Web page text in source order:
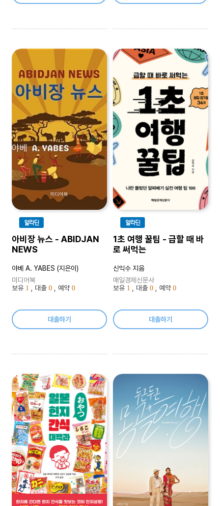
알라딘
아비장 뉴스 - ABIDJAN
NEWS
야베 A. YABES (지은이)
미디어북
보유 1 , 대출 0 , 예약 0
대출하기
알라딘
1초 여행 꿀팁 - 급할 때 바
로 써먹는
신익수 지음
매일경제신문사
보유 1 , 대출 0 , 예약 0
대출하기